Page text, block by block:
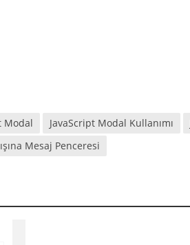
Modal JavaScript Modal Kullanımı
Mesaj Penceresi